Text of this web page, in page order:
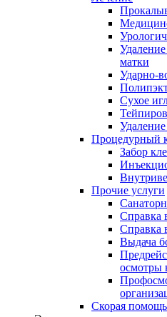
матки
Ударно-
Сухое
Процедурный
Забор
Прочие услуги
Справка
Справка
Выдача
осмотры
Скорая помощь